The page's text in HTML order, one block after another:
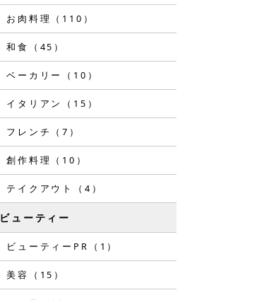
お肉料理（110）
和食（45）
ベーカリー（10）
イタリアン（15）
フレンチ（7）
創作料理（10）
テイクアウト（4）
ビューティー
ビューティーPR（1）
美容（15）